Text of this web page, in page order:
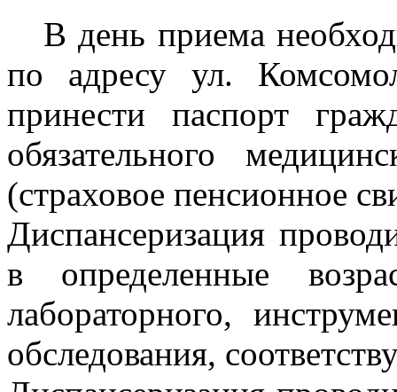
В день приема
по адресу ул.
принести паспорт
обязательного
(страховое пенсионное
Диспансеризация
в определенные
лабораторного,
обследования,